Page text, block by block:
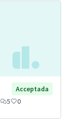
Acceptada
5 0